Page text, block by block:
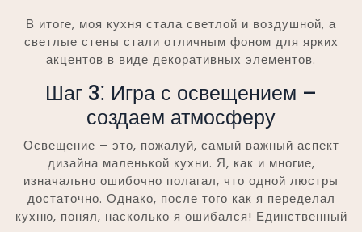
В итоге, моя кухня стала светлой и воздушной, а
светлые стены стали отличным фоном для ярких
акцентов в виде декоративных элементов.
Шаг 3⁚ Игра с освещением –
создаем атмосферу
Освещение – это, пожалуй, самый важный аспект
дизайна маленькой кухни. Я, как и многие,
изначально ошибочно полагал, что одной люстры
достаточно. Однако, после того как я переделал
кухню, понял, насколько я ошибался! Единственный